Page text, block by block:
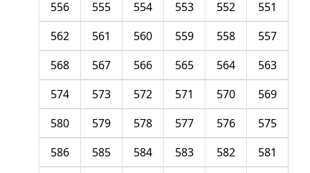
551
552
553
554
555
556
557
558
559
560
561
562
563
564
565
566
567
568
569
570
571
572
573
574
575
576
577
578
579
580
581
582
583
584
585
586